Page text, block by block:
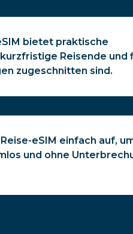
bietet praktische
Reisende und
zugeschnitten sind.
eSIM einfach auf,
und ohne